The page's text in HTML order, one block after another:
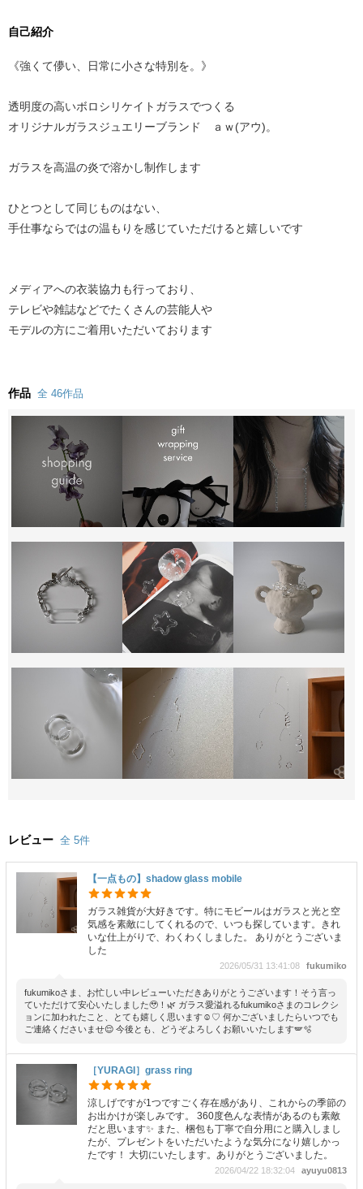
自己紹介
《強くて儚い、日常に小さな特別を。》
透明度の高いボロシリケイトガラスでつくる
オリジナルガラスジュエリーブランド ａｗ(アウ)。
ガラスを高温の炎で溶かし制作します
ひとつとして同じものはない、
手仕事ならではの温もりを感じていただけると嬉しいです
メディアへの衣装協力も行っており、
テレビや雑誌などでたくさんの芸能人や
モデルの方にご着用いただいております
作品 全 46作品
レビュー 全 5件
【一点もの】shadow glass mobile
ガラス雑貨が大好きです。特にモビールはガラスと光と空
気感を素敵にしてくれるので、いつも探しています。きれ
いな仕上がりで、わくわくしました。 ありがとうございま
した
fukumiko
2026/05/31 13:41:08
fukumikoさま、お忙しい中レビューいただきありがとうございます！そう言っ
ていただけて安心いたしました🥹！🌿 ガラス愛溢れるfukumikoさまのコレクシ
ョンに加われたこと、とても嬉しく思います☺️♡ 何かございましたらいつでも
ご連絡くださいませ😌 今後とも、どうぞよろしくお願いいたします🪽🫧
［YURAGI］grass ring
涼しげですが1つですごく存在感があり、これからの季節の
お出かけが楽しみです。 360度色んな表情があるのも素敵
だと思います✨ また、梱包も丁寧で自分用にと購入しまし
たが、プレゼントをいただいたような気分になり嬉しかっ
たです！ 大切にいたします。ありがとうございました。
ayuyu0813
2026/04/22 18:32:04